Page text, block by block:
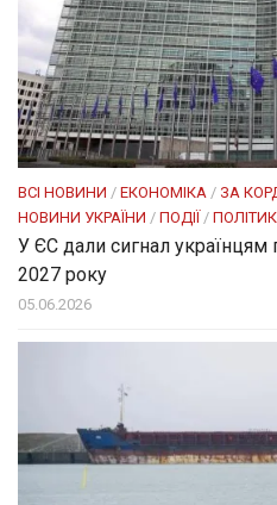
ВСІ НОВИНИ / ЕКОНОМІКА / ЗА
НОВИНИ УКРАЇНИ / ПОДІЇ/
У ЄС дали сигнал українцям
2027 року
05.06.2026